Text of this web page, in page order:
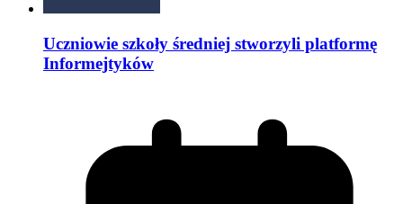
Uczniowie szkoły średniej stworzyli platformę
Informejtyków